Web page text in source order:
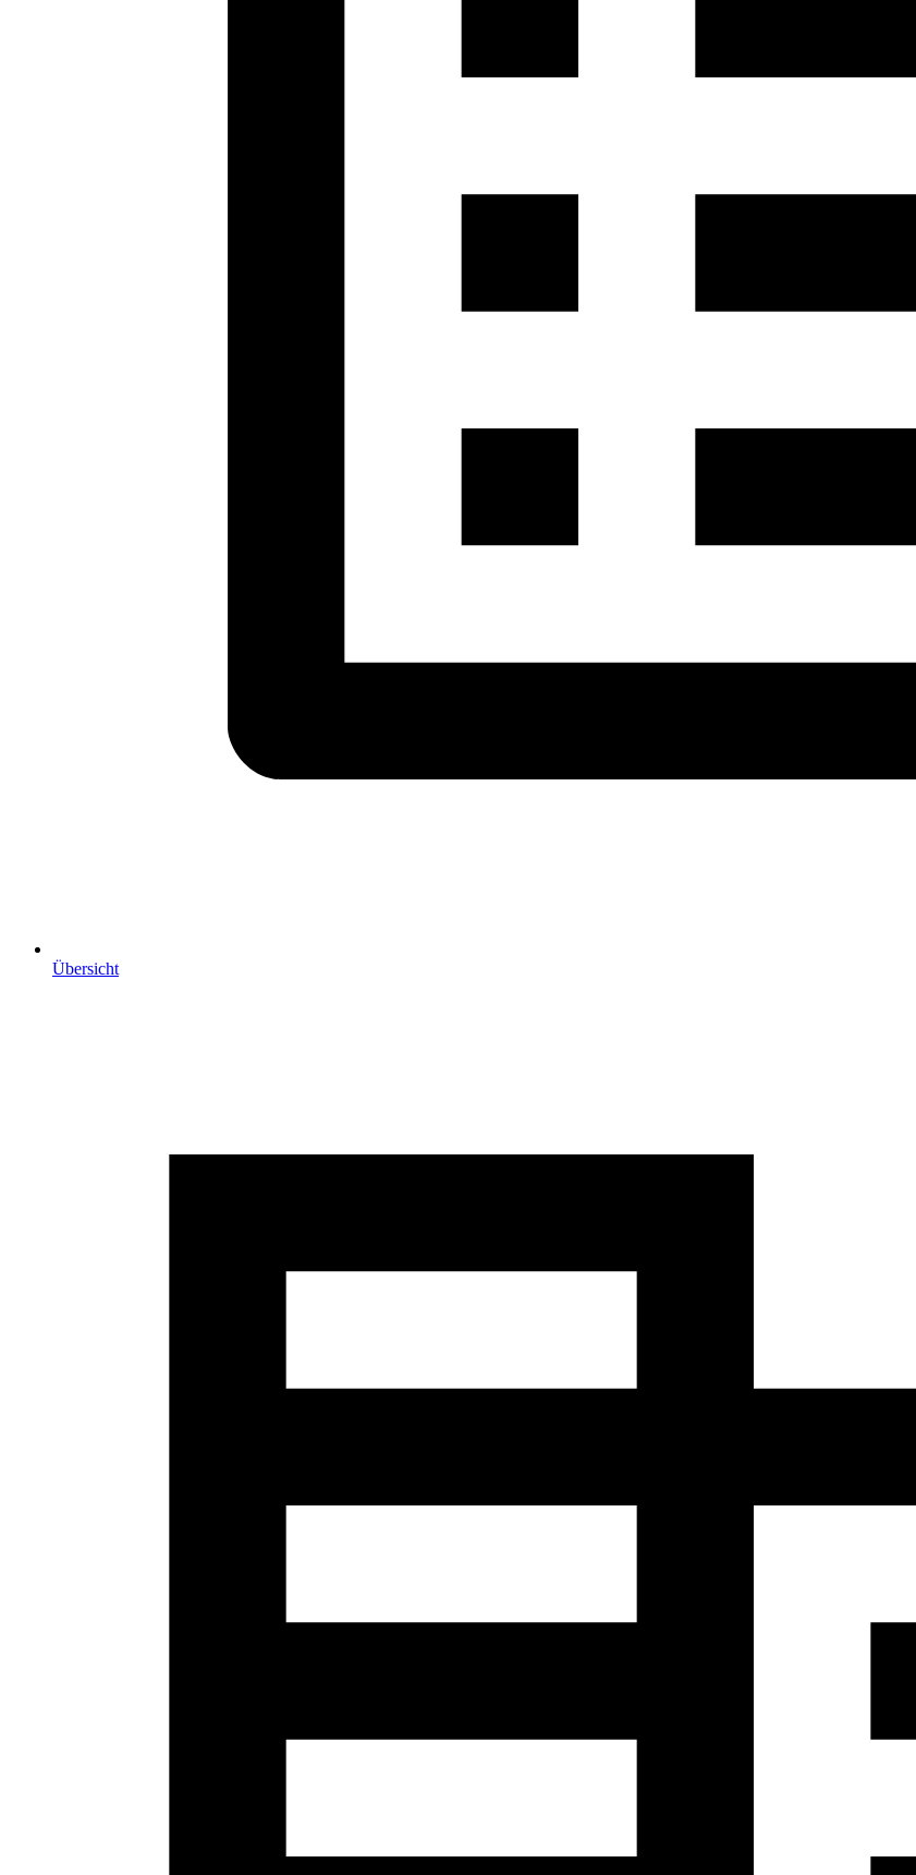
Übersicht